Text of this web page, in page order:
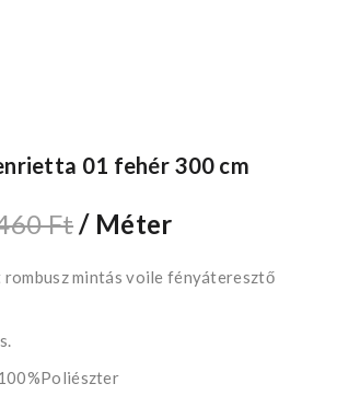
01 fehér 300 cm
Ft/ Méter
rombusz mintás voile fényáteresztő